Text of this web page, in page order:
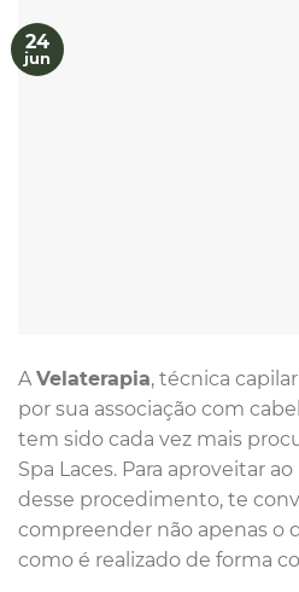
24
jun
AVelaterapia, técnica
por sua associação com
tem sido cada vez mais
Spa Laces. Para aproveitar
desse procedimento, te
compreender não apenas o
como é realizado de forma